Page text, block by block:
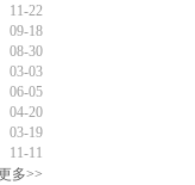
11-22
09-18
08-30
03-03
06-05
04-20
03-19
11-11
多>>